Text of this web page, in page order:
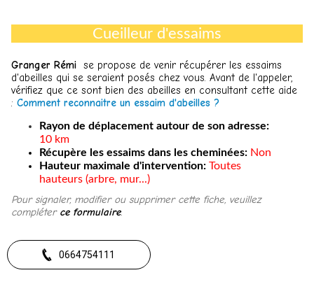
Cueilleur d'essaims
Granger Rémi se propose de venir récupérer les essaims
d'abeilles qui se seraient posés chez vous. Avant de l'appeler,
vérifiez que ce sont bien des abeilles en consultant cette aide
: Comment reconnaitre un essaim d'abeilles ?
Rayon de déplacement autour de son adresse:
10 km
Récupère les essaims dans les cheminées: Non
Hauteur maximale d'intervention: Toutes
hauteurs (arbre, mur...)
​Pour signaler, modifier ou supprimer cette fiche, veuillez
compléter ce formulaire.
0664754111